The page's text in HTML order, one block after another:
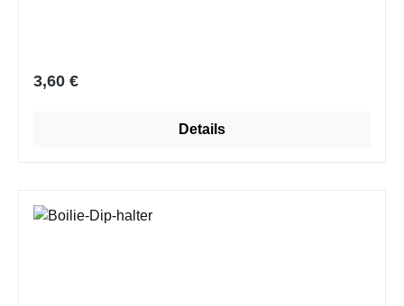
Regulärer Preis:
3,60 €
Details